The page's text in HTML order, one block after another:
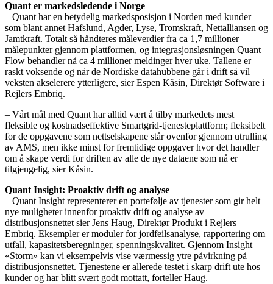
Quant er markedsledende i Norge
– Quant har en betydelig markedsposisjon i Norden med kunder
som blant annet Hafslund, Agder, Lyse, Tromskraft, Nettalliansen og
Jamtkraft. Totalt så håndteres måleverdier fra ca 1,7 millioner
målepunkter gjennom plattformen, og integrasjonsløsningen Quant
Flow behandler nå ca 4 millioner meldinger hver uke. Tallene er
raskt voksende og når de Nordiske datahubbene går i drift så vil
veksten akselerere ytterligere, sier Espen Kåsin, Direktør Software i
Rejlers Embriq.
– Vårt mål med Quant har alltid vært å tilby markedets mest
fleksible og kostnadseffektive Smartgrid-tjenesteplattform; fleksibelt
for de oppgavene som nettselskapene står ovenfor gjennom utrulling
av AMS, men ikke minst for fremtidige oppgaver hvor det handler
om å skape verdi for driften av alle de nye dataene som nå er
tilgjengelig, sier Kåsin.
Quant Insight: Proaktiv drift og analyse
– Quant Insight representerer en portefølje av tjenester som gir helt
nye muligheter innenfor proaktiv drift og analyse av
distribusjonsnettet sier Jens Haug, Direktør Produkt i Rejlers
Embriq. Eksempler er moduler for jordfeilsanalyse, rapportering om
utfall, kapasitetsberegninger, spenningskvalitet. Gjennom Insight
«Storm» kan vi eksempelvis vise værmessig ytre påvirkning på
distribusjonsnettet. Tjenestene er allerede testet i skarp drift ute hos
kunder og har blitt svært godt mottatt, forteller Haug.